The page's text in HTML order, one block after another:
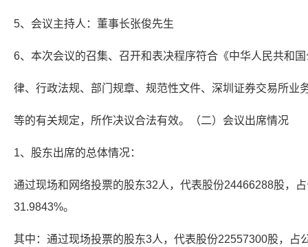
5、会议主持人：董事长张俊先生
6、本次会议的召集、召开和表决程序符合《中华人民共和
律、行政法规、部门规章、规范性文件、深圳证券交易所业
等的有关规定，所作决议合法有效。（二）会议出席情况
1、股东出席的总体情况：
通过现场和网络投票的股东32人，代表股份24466288股，
31.9843%。
其中：通过现场投票的股东3人，代表股份22557300股，占